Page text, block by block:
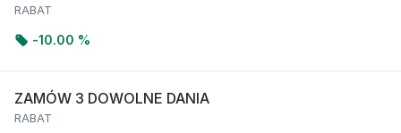
RABAT
-10.00 %
ZAMÓW 3 DOWOLNE DANIA
RABAT